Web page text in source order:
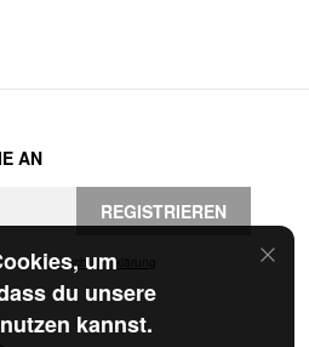
um
du unsere
kannst.
AN
REGISTRIEREN
die Datenschutzerklärung